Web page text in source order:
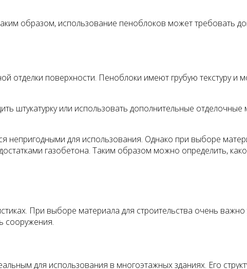
образом, использование пеноблоков может требовать
отделки поверхности. Пеноблоки имеют грубую текстуру и
штукатурку или использовать дополнительные
для использования. Однако при выборе
газобетона. Таким образом можно определить,
При выборе материала для строительства очень важно
сооружения.
для использования в многоэтажных зданиях. Его